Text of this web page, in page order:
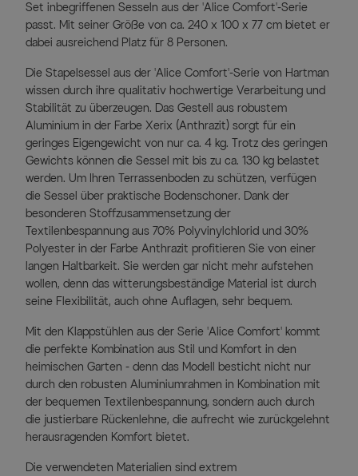
Set inbegriffenen Sesseln aus der 'Alice Comfort'-Serie
passt. Mit seiner Größe von ca. 240 x 100 x 77 cm bietet er
dabei ausreichend Platz für 8 Personen.
Die Stapelsessel aus der 'Alice Comfort'-Serie von Hartman
wissen durch ihre qualitativ hochwertige Verarbeitung und
Stabilität zu überzeugen. Das Gestell aus robustem
Aluminium in der Farbe Xerix (Anthrazit) sorgt für ein
geringes Eigengewicht von nur ca. 4 kg. Trotz des geringen
Gewichts können die Sessel mit bis zu ca. 130 kg belastet
werden. Um Ihren Terrassenboden zu schützen, verfügen
die Sessel über praktische Bodenschoner. Dank der
besonderen Stoffzusammensetzung der
Textilenbespannung aus 70% Polyvinylchlorid und 30%
Polyester in der Farbe Anthrazit profitieren Sie von einer
langen Haltbarkeit. Sie werden gar nicht mehr aufstehen
wollen, denn das witterungsbeständige Material ist durch
seine Flexibilität, auch ohne Auflagen, sehr bequem.
Mit den Klappstühlen aus der Serie 'Alice Comfort' kommt
die perfekte Kombination aus Stil und Komfort in den
heimischen Garten - denn das Modell besticht nicht nur
durch den robusten Aluminiumrahmen in Kombination mit
der bequemen Textilenbespannung, sondern auch durch
die justierbare Rückenlehne, die aufrecht wie zurückgelehnt
herausragenden Komfort bietet.
Die verwendeten Materialien sind extrem